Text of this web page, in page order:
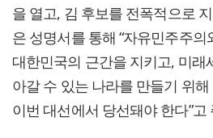
을 열고, 김 후보를 전폭적으로
은 성명서를 통해 “자유민주주
대한민국의 근간을 지키고, 미래
아갈 수 있는 나라를 만들기 위
이번 대선에서 당선돼야 한다”고